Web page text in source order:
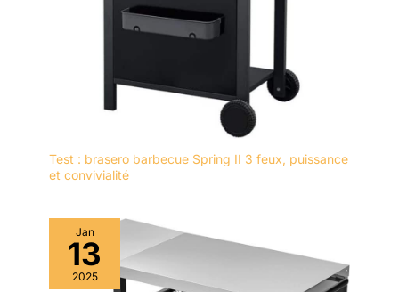
Test : brasero barbecue Spring II 3 feux, puissance
et convivialité
Jan
13
2025